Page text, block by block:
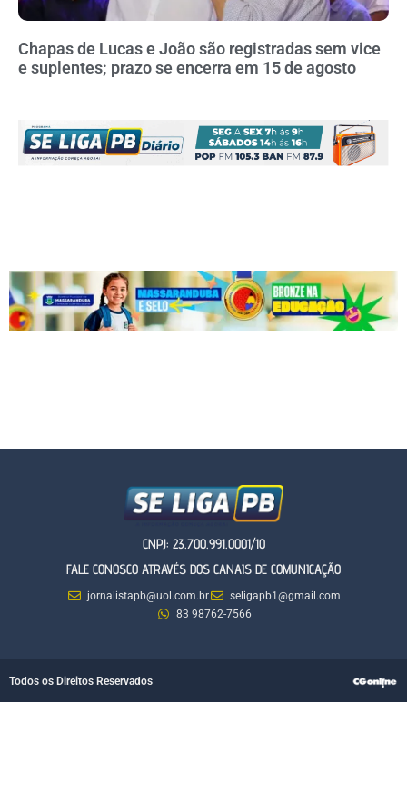
Chapas de Lucas e João são registradas sem vice
e suplentes; prazo se encerra em 15 de agosto
CNPJ: 23.700.991.0001/10
FALE CONOSCO ATRAVÉS DOS CANAIS DE COMUNICAÇÃO
jornalistapb@uol.com.br
seligapb1@gmail.com
83 98762-7566
Todos os Direitos Reservados